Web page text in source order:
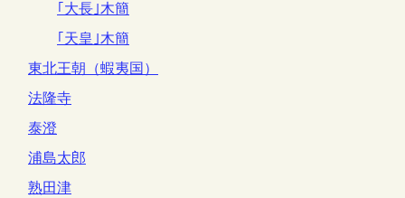
｢大長｣木簡
｢天皇｣木簡
東北王朝（蝦夷国）
法隆寺
泰澄
浦島太郎
熟田津